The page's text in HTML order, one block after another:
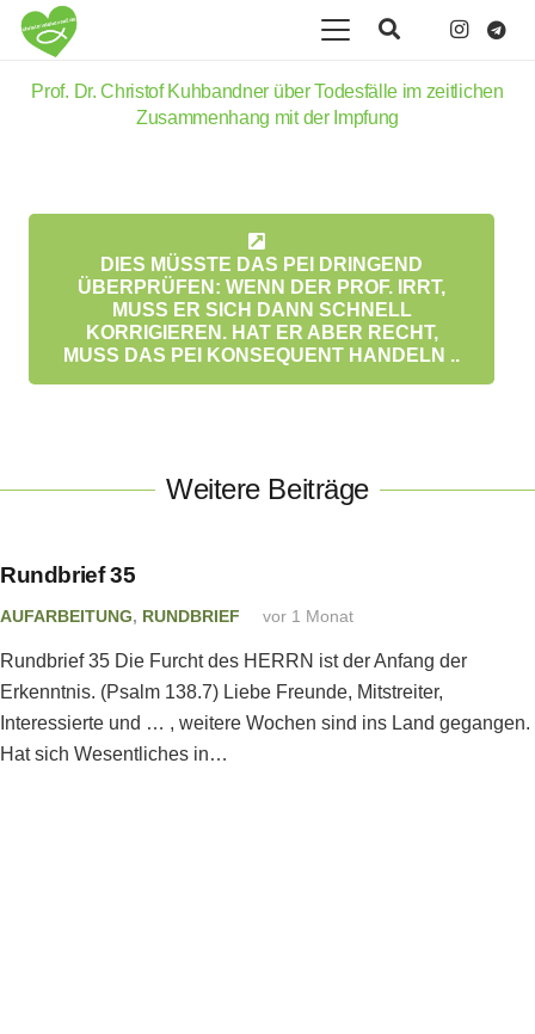
Prof. Dr. Christof Kuhbandner über Todesfälle im zeitlichen
Zusammenhang mit der Impfung
DIES MÜSSTE DAS PEI DRINGEND
ÜBERPRÜFEN: WENN DER PROF. IRRT,
MUSS ER SICH DANN SCHNELL
KORRIGIEREN. HAT ER ABER RECHT,
MUSS DAS PEI KONSEQUENT HANDELN ..
Weitere Beiträge
Rundbrief 35
AUFARBEITUNG, RUNDBRIEF vor 1 Monat
Rundbrief 35 Die Furcht des HERRN ist der Anfang der
Erkenntnis. (Psalm 138.7) Liebe Freunde, Mitstreiter,
Interessierte und … , weitere Wochen sind ins Land gegangen.
Hat sich Wesentliches in…